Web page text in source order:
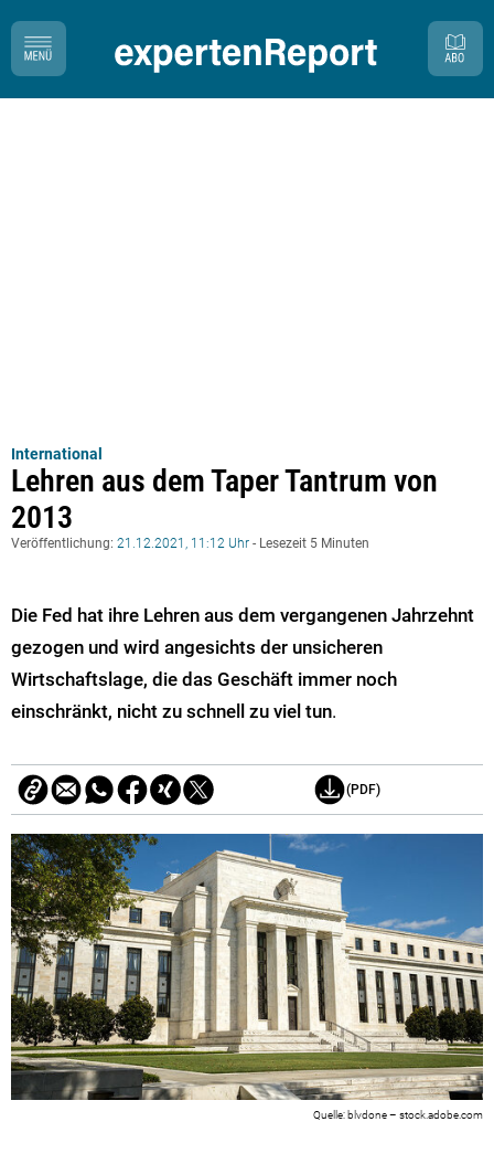
International
Lehren aus dem Taper Tantrum von
2013
Veröffentlichung: 21.12.2021, 11:12 Uhr - Lesezeit 5 Minuten
Die Fed hat ihre Lehren aus dem vergangenen Jahrzehnt
gezogen und wird angesichts der unsicheren
Wirtschaftslage, die das Geschäft immer noch
einschränkt, nicht zu schnell zu viel tun.
(PDF)
blvdone – stock.adobe.com